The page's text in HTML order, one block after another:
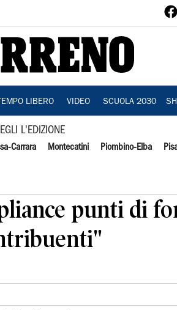
LIBERO VIDEO SCUOLA 2030
L'EDIZIONE
Carrara Montecatini Piombino-Elba
punti di